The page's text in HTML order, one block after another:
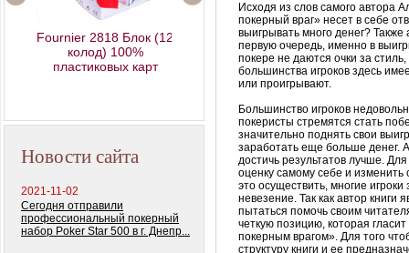
Fournier 2818 Блок (12
колод) 100%
пластиковых карт
Профессиональный
покерный набор
"Monte Carlo Millions"
Новости сайта
2021-11-02
Сегодня отправили
профессиональный покерный
набор Poker Star 500 в г. Днепр...
Исходя из слов самого автора
покерный враг» несет в себе
выигрывать много денег? Также
первую очередь, именно в
покере не даются очки за
большинства игроков здесь
или проигрывают.
Большинство игроков
покеристы стремятся стать
значительно поднять свои
заработать еще больше денег.
достичь результатов лучше.
оценку самому себе и изменить
это осуществить, многие
невезение. Так как автор
пытаться помочь своим
четкую позицию, которая
покерным врагом». Для того
структуру книги и ее